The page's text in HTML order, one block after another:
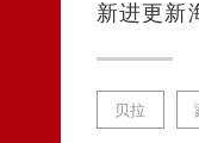
新进更新
贝拉